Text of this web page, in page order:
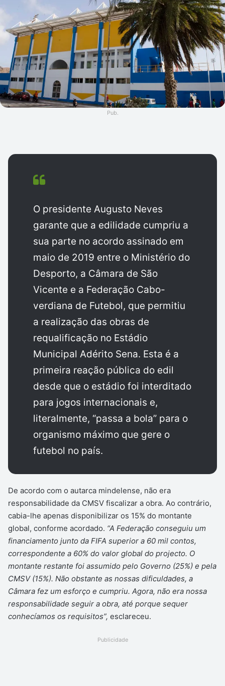
mail
Pub.
O presidente Augusto Neves
garante que a edilidade cumpriu a
sua parte no acordo assinado em
maio de 2019 entre o Ministério do
Desporto, a Câmara de São
Vicente e a Federação Cabo-
verdiana de Futebol, que permitiu
a realização das obras de
requalificação no Estádio
Municipal Adérito Sena. Esta é a
primeira reação pública do edil
desde que o estádio foi interditado
para jogos internacionais e,
literalmente, “passa a bola” para o
organismo máximo que gere o
futebol no país.
De acordo com o autarca mindelense, não era
responsabilidade da CMSV fiscalizar a obra. Ao contrário,
cabia-lhe apenas disponibilizar os 15% do montante
global, conforme acordado. “A Federação conseguiu um
financiamento junto da FIFA superior a 60 mil contos,
correspondente a 60% do valor global do projecto. O
montante restante foi assumido pelo Governo (25%) e pela
CMSV (15%). Não obstante as nossas dificuldades, a
Câmara fez um esforço e cumpriu. Agora, não era nossa
responsabilidade seguir a obra, até porque sequer
conhecíamos os requisitos”, esclareceu.
Publicidade